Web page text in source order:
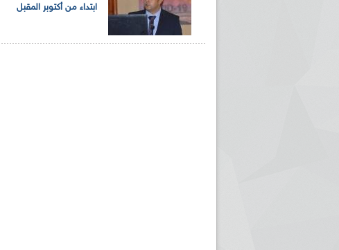
ابتداء من أكتوبر المقبل